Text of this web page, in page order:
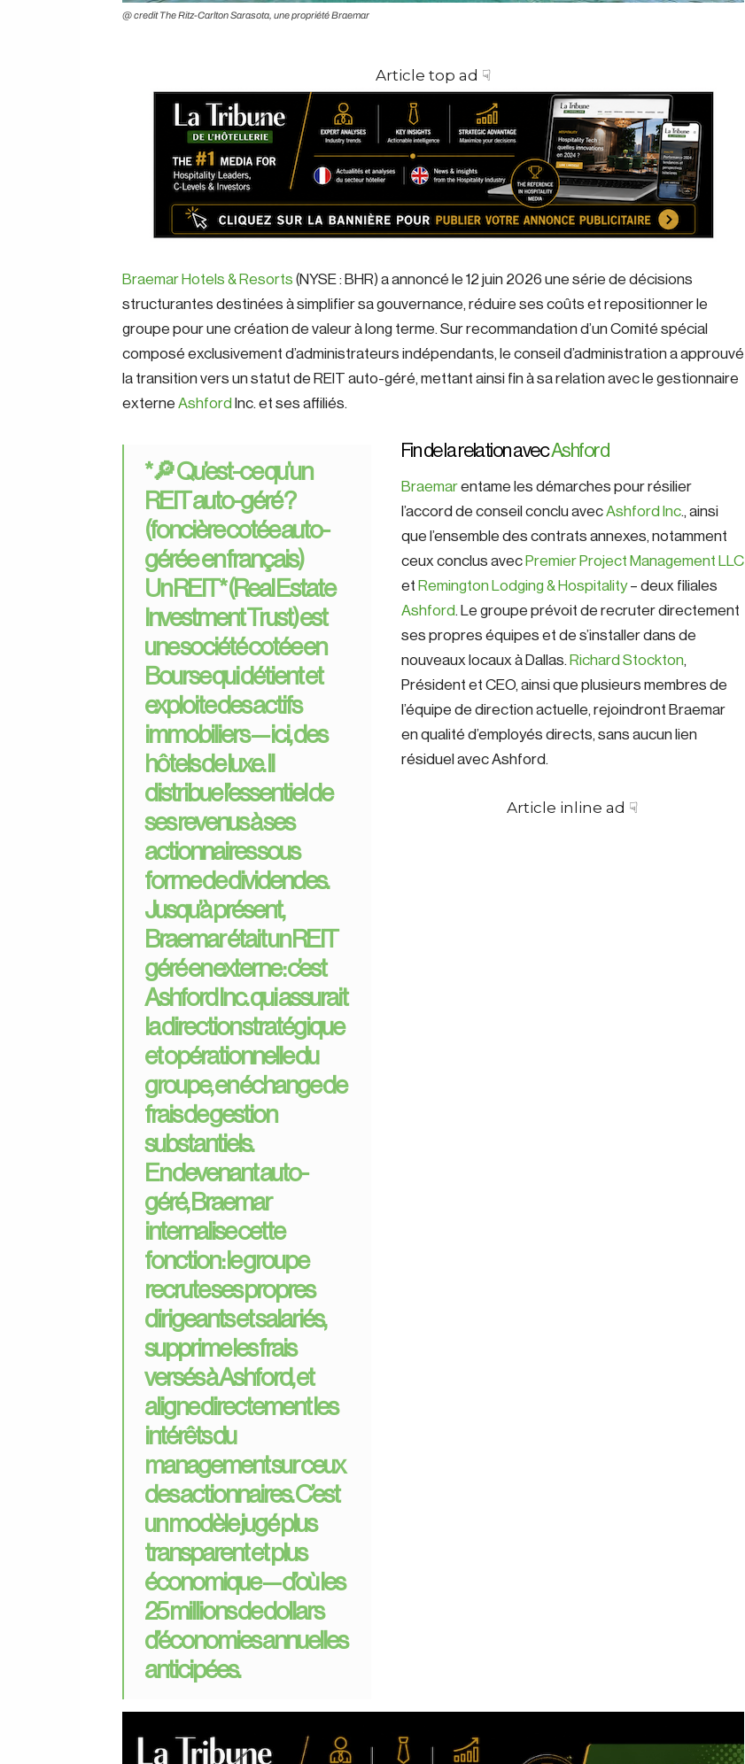
@ credit The Ritz-Carlton Sarasota, une propriété Braemar
Article top ad ☟
Braemar Hotels & Resorts (NYSE : BHR) a annoncé le 12 juin 2026 une série de décisions
structurantes destinées à simplifier sa gouvernance, réduire ses coûts et repositionner le
groupe pour une création de valeur à long terme. Sur recommandation d’un Comité spécial
composé exclusivement d’administrateurs indépendants, le conseil d’administration a approuvé
la transition vers un statut de REIT auto-géré, mettant ainsi fin à sa relation avec le gestionnaire
externe Ashford Inc. et ses affiliés.
*🔎 Qu’est-ce qu’un
REIT auto-géré ?
(foncière cotée auto-
gérée en français)
Un REIT* (Real Estate
Investment Trust) est
une société cotée en
Bourse qui détient et
exploite des actifs
immobiliers — ici, des
hôtels de luxe. Il
distribue l’essentiel de
ses revenus à ses
actionnaires sous
forme de dividendes.
Jusqu’à présent,
Braemar était un REIT
géré en externe: c’est
Ashford Inc. qui assurait
la direction stratégique
et opérationnelle du
groupe, en échange de
frais de gestion
substantiels.
En devenantauto-
géré, Braemar
internalise cette
fonction : le groupe
recrute ses propres
dirigeants et salariés,
supprime les frais
versés à Ashford, et
aligne directement les
intérêts du
management sur ceux
des actionnaires. C’est
un modèle jugé plus
transparent et plus
économique — d’où les
25 millions de dollars
d’économies annuelles
anticipées.
Fin de la relation avecAshford
Braemarentame les démarches pour résilier
l’accord de conseil conclu avecAshford Inc., ainsi
que l’ensemble des contrats annexes, notamment
ceux conclus avec Premier Project Management LLC
et Remington Lodging & Hospitality– deux filiales
Ashford. Le groupe prévoit de recruter directement
ses propres équipes et de s’installer dans de
nouveaux locaux à Dallas. Richard Stockton,
Président et CEO, ainsi que plusieurs membres de
l’équipe de direction actuelle, rejoindront Braemar
en qualité d’employés directs, sans aucun lien
résiduel avec Ashford.
Article inline ad ☟